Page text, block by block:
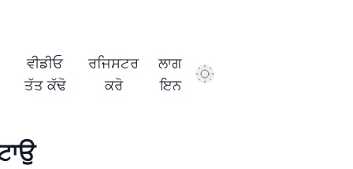
ਵੀਡੀਓ
ਤੱਤ ਕੱਢੋ
ਰਜਿਸਟਰ
ਕਰੋ
ਲਾਗ
ਇਨ
Dark Mode